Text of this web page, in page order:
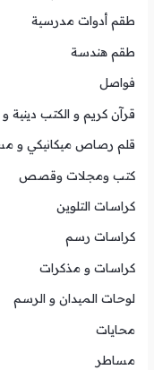
طقم أدوات مدرسية
طقم هندسة
فواصل
قرآن كريم و الكتب دينية
قلم رصاص ميكانيكي و
كتب ومجلات وقصص
كراسات التلوين
كراسات رسم
كراسات و مذكرات
لوحات الميدان و الرسم
محايات
مساطر